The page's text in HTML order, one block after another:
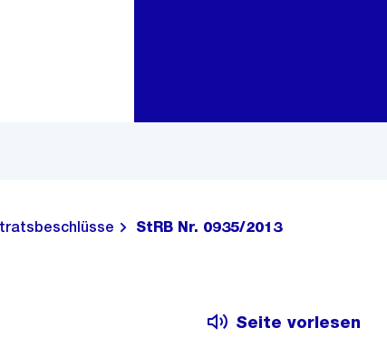
StRB Nr. 0935/2013
Seite vorlesen